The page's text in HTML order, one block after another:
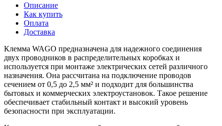
Описание
Как купить
Оплата
Доставка
Клемма WAGO предназначена для надежного соединения
двух проводников в распределительных коробках и
используется при монтаже электрических сетей различного
назначения. Она рассчитана на подключение проводов
сечением от 0,5 до 2,5 мм² и подходит для большинства
бытовых и коммерческих электроустановок. Такое решение
обеспечивает стабильный контакт и высокий уровень
безопасности при эксплуатации.